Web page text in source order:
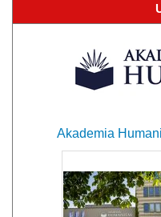
Akademia